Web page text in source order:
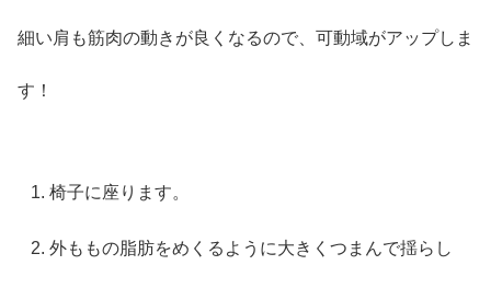
細い肩も筋肉の動きが良くなるので、可動域がアップしま
す！
椅子に座ります。
外ももの脂肪をめくるように大きくつまんで揺らし